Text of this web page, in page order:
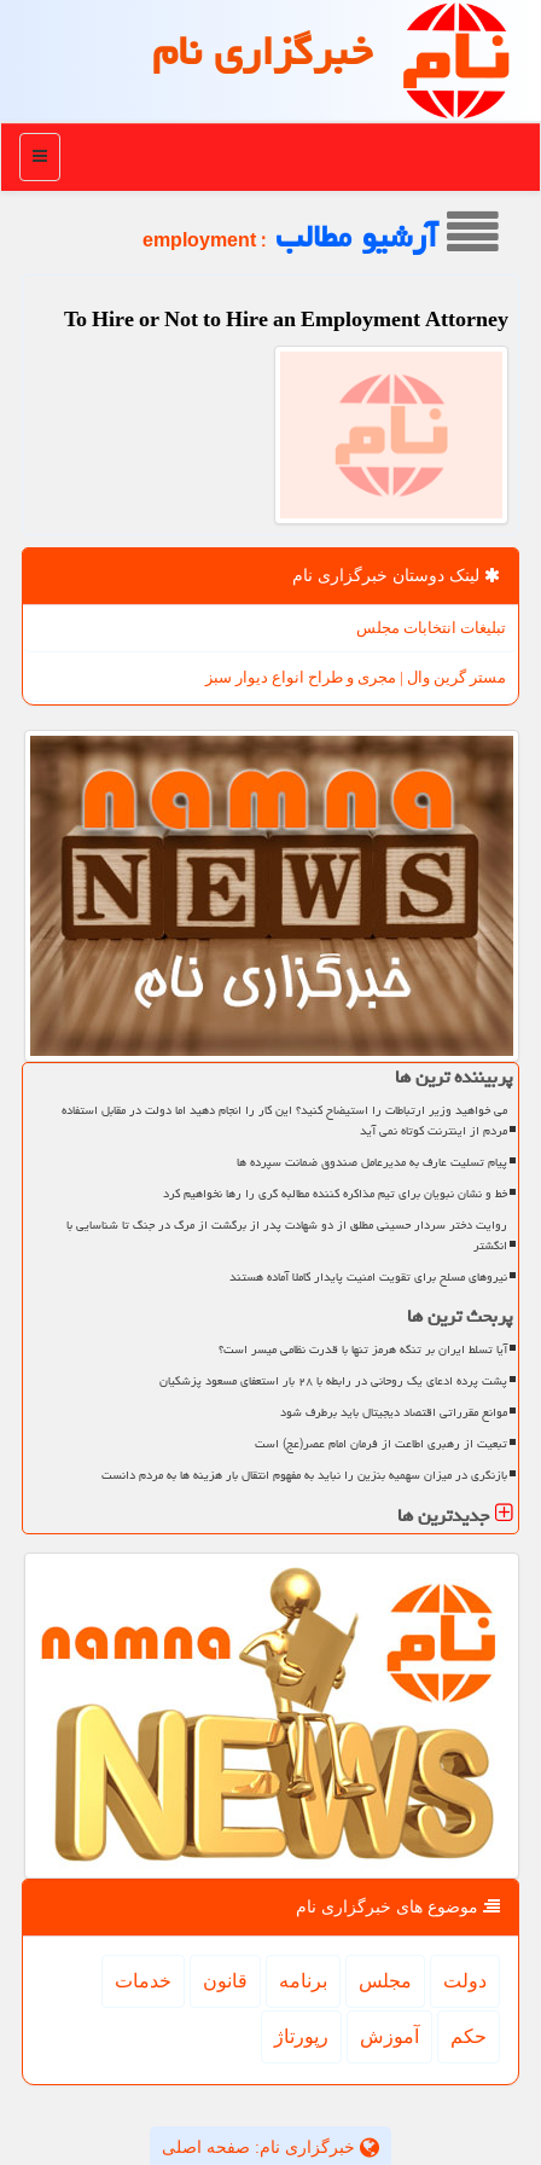
خبرگزاری نام
منو
آرشیو مطالب : employment
To Hire or Not to Hire an Employment Attorney
لینک دوستان خبرگزاری نام
تبلیغات انتخابات مجلس
مستر گرین وال | مجری و طراح انواع دیوار سبز
پربیننده ترین ها
می خواهید وزیر ارتباطات را استیضاح کنید؟ این کار را انجام دهید اما دولت در مقابل استفاده
مردم از اینترنت کوتاه نمی آید
پیام تسلیت عارف به مدیرعامل صندوق ضمانت سپرده ها
خط و نشان نبویان برای تیم مذاکره کننده مطالبه گری را رها نخواهیم کرد
روایت دختر سردار حسینی مطلق از دو شهادت پدر از برگشت از مرگ در جنگ تا شناسایی با
انگشتر
نیروهای مسلح برای تقویت امنیت پایدار کاملا آماده هستند
پربحث ترین ها
آیا تسلط ایران بر تنگه هرمز تنها با قدرت نظامی میسر است؟
پشت پرده ادعای یک روحانی در رابطه با ۲۸ بار استعفای مسعود پزشکیان
موانع مقرراتی اقتصاد دیجیتال باید برطرف شود
تبعیت از رهبری اطاعت از فرمان امام عصر(عج) است
بازنگری در میزان سهمیه بنزین را نباید به مفهوم انتقال بار هزینه ها به مردم دانست
جدیدترین ها
موضوع های خبرگزاری نام
دولت مجلس برنامه قانون خدمات
حكم آموزش رپورتاژ
خبرگزاری نام: صفحه اصلی